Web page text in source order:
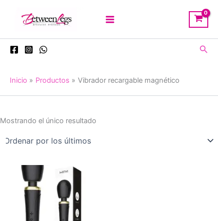
Inicio Productos Vibrador recargable magnético
Mostrando el único resultado